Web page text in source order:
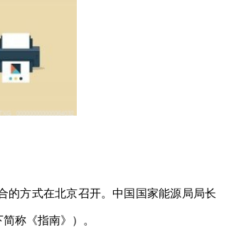
的方式在北京召开。中国国家能源局局长
称《指南》）。